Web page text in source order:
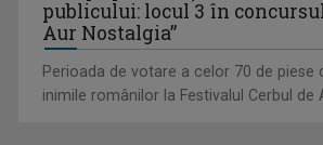
publicului: locul 3 în concursul
Aur Nostalgia”
Perioada de votare a celor 70 de piese
inimile românilor la Festivalul Cerbul de